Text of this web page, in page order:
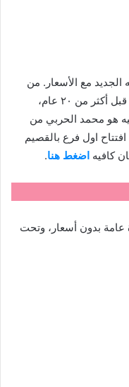
مع الأسعار. من
المعروف أن مقهى كيان كافيه تم افتتاحه قبل أكثر من ٢٠ عام،
كيان كافيه هو محمد الحربي من
بالقصيم، في عام ٢٠١٤م تم افتتاح اول فرع بالقصيم
كافيه اضغط هنا.
عامة بدون أسعار، وتحت